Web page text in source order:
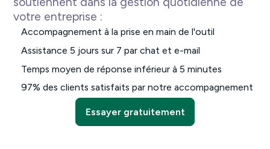
votre entreprise :
Accompagnement à la prise en main de l'outil
Assistance 5 jours sur 7 par chat et e-mail
Temps moyen de réponse inférieur à 5 minutes
97% des clients satisfaits par notre accompagnement
Essayer gratuitement